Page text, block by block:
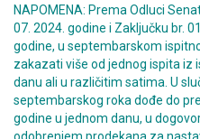
NAPOMENA: Prema Odluci
07. 2024. godine i Zaključku br.
godine, u septembarskom
zakazati više od jednog ispita iz
danu ali u različitim satima. U
septembarskog roka dođe do
godine u jednom danu, u